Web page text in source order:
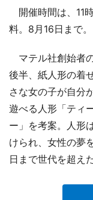
開催時間は、11
料。8月16日まで。
マテル社創始者
後半、紙人形の着
さな女の子が自分
遊べる人形「ティ
ー」を考案。人形
けられ、女性の夢
日まで世代を超え